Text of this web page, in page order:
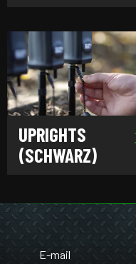
UPRIGHTS
(SCHWARZ)